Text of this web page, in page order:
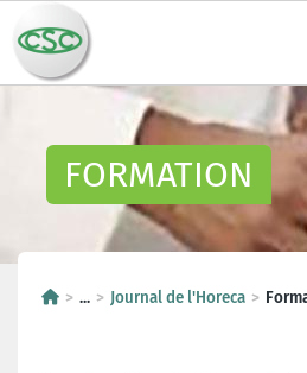
FORMATION
... Journal de l'Horeca